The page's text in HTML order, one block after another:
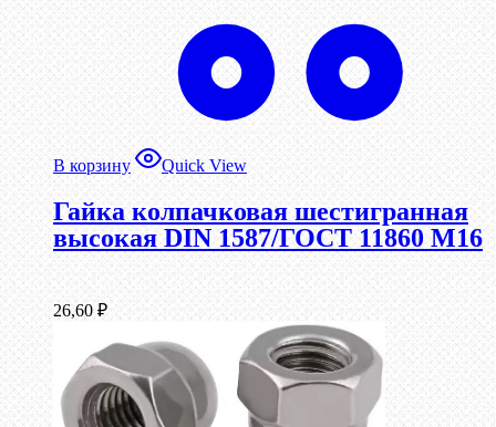
В корзину Quick View
Гайка колпачковая шестигранная
высокая DIN 1587/ГОСТ 11860 М16
26,60 ₽